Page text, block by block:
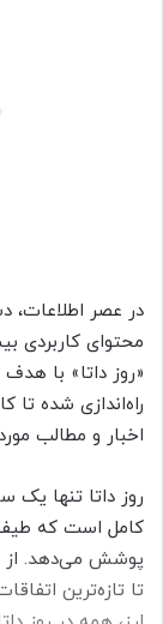
در عصر اطلاعات،
محتوای کاربردی
«روز داتا» با هدف
راه‌اندازی شده تا
اخبار و مطالب
روز داتا تنها یک
کامل است که طیف
پوشش می‌دهد. از
تا تازه‌ترین